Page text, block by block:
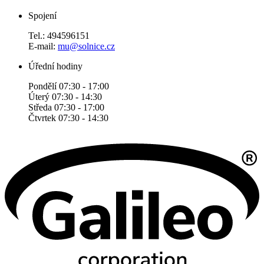
Spojení
Tel.: 494596151
E-mail: mu@solnice.cz
Úřední hodiny
Pondělí 07:30 - 17:00
Úterý 07:30 - 14:30
Středa 07:30 - 17:00
Čtvrtek 07:30 - 14:30